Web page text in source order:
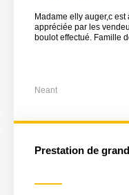
Madame elly auger,c
appréciée par les
boulot effectué. Famille
Neant
Prestation de